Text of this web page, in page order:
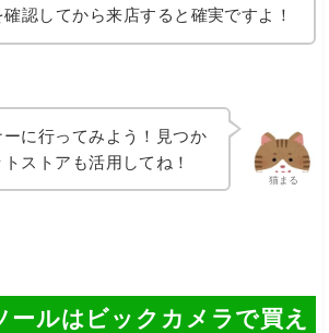
認してから来店すると確実ですよ！
猫まる
に行ってみよう！見つか
ストアも活用してね！
ールはビックカメラで買え